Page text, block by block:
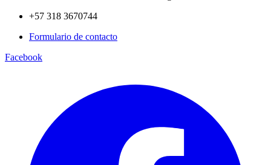
+57 318 3670744
Formulario de contacto
Facebook